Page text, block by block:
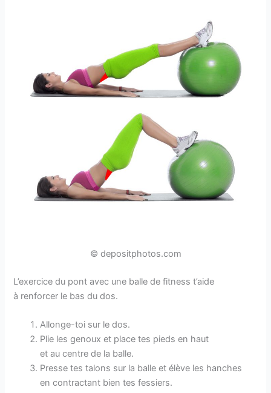
© depositphotos.com
L’exercice du pont avec une balle de fitness t’aide
à renforcer le bas du dos.
Allonge-toi sur le dos.
Plie les genoux et place tes pieds en haut
et au centre de la balle.
Presse tes talons sur la balle et élève les hanches
en contractant bien tes fessiers.